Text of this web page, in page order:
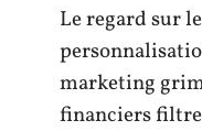
Le regard sur
marketing
financiers